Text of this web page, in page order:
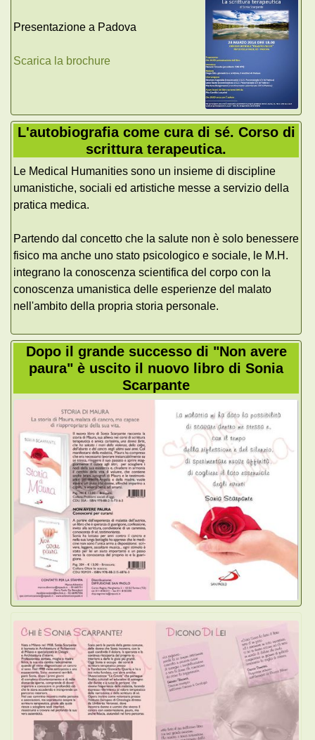
Presentazione a Padova
Scarica la brochure
L'autobiografia come cura di sé. Corso di
scrittura terapeutica.
Le Medical Humanities sono un insieme di discipline
umanistiche, sociali ed artistiche messe a servizio della
pratica medica.
Partendo dal concetto che la salute non è solo benessere
fisico ma anche uno stato psicologico e sociale, le M.H.
integrano la conoscenza scientifica del corpo con la
conoscenza umanistica delle esperienze del malato
nell'ambito della propria storia personale.
Dopo il grande successo di "Non avere
paura" è uscito il nuovo libro di Sonia
Scarpante